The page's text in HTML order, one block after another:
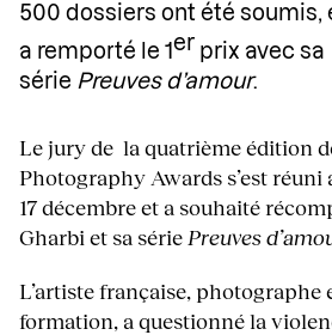
500 dossiers ont été soumis,
a remporté le 1er prix avec sa
série Preuves d’amour.
Le jury de la quatrième édition
Photography Awards s’est réuni
17 décembre et a souhaité
Gharbi et sa série Preuves
L’artiste française, photographe
formation, a questionné la